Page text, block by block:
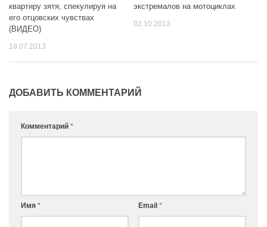
квартиру зятя, спекулируя на
его отцовских чувствах
(ВИДЕО)
18.07.2013
экстремалов на мотоциклах
02.10.2013
ДОБАВИТЬ КОММЕНТАРИЙ
Комментарий *
Имя * Email *